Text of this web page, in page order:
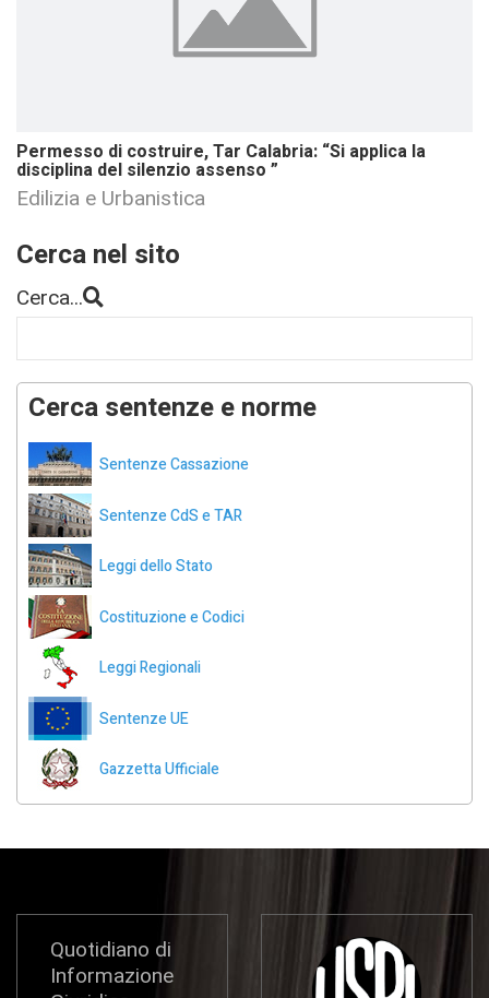
Permesso di costruire, Tar Calabria: “Si applica la
disciplina del silenzio assenso ”
Edilizia e Urbanistica
Cerca nel sito
Cerca...
Cerca sentenze e norme
Sentenze Cassazione
Sentenze CdS e TAR
Leggi dello Stato
Costituzione e Codici
Leggi Regionali
Sentenze UE
Gazzetta Ufficiale
Quotidiano di
Informazione